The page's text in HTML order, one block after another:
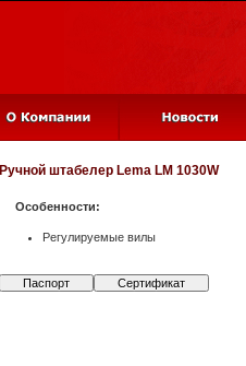
Ручной штабелер Lema LM 1030W
Особенности:
Регулируемые вилы
Паспорт Сертификат